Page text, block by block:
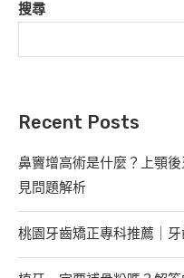
搜尋
Recent Posts
鼻竇增高術是什麼？上顎
見問題解析
桃園牙齒矯正專科推薦｜